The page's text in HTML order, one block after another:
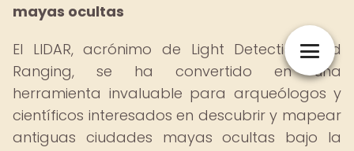
mayas ocultas
El LIDAR, acrónimo de Light Detection and
Ranging, se ha convertido en una
herramienta invaluable para arqueólogos y
científicos interesados en descubrir y mapear
antiguas ciudades mayas ocultas bajo la